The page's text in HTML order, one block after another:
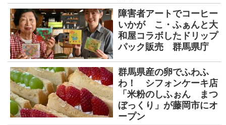
障害者アートでコーヒー
いかが こ・ふぁんと大
和屋コラボしたドリップ
パック販売 群馬県庁
群馬県産の卵でふわふ
わ！ シフォンケーキ店
「米粉のしふぉん まつ
ぼっくり」が藤岡市にオ
ープン